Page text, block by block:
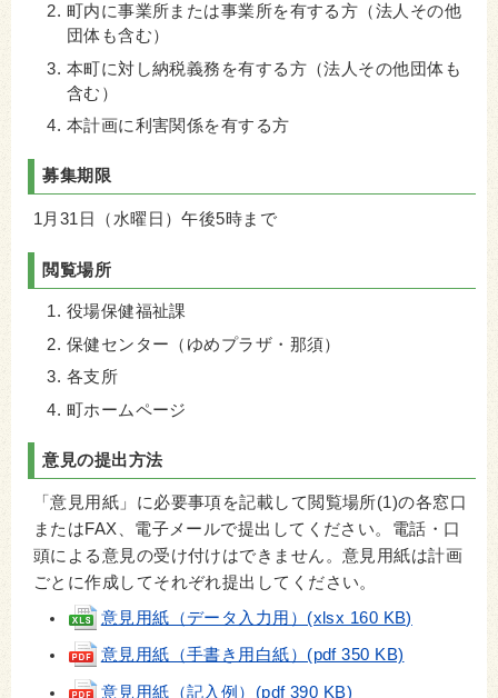
町内に事業所または事業所を有する方（法人その他
団体も含む）
本町に対し納税義務を有する方（法人その他団体も
含む）
本計画に利害関係を有する方
募集期限
1月31日（水曜日）午後5時まで
閲覧場所
役場保健福祉課
保健センター（ゆめプラザ・那須）
各支所
町ホームページ
意見の提出方法
「意見用紙」に必要事項を記載して閲覧場所(1)の各窓口
またはFAX、電子メールで提出してください。電話・口
頭による意見の受け付けはできません。意見用紙は計画
ごとに作成してそれぞれ提出してください。
意見用紙（データ入力用）(xlsx 160 KB)
意見用紙（手書き用白紙）(pdf 350 KB)
意見用紙（記入例） (pdf 390 KB)